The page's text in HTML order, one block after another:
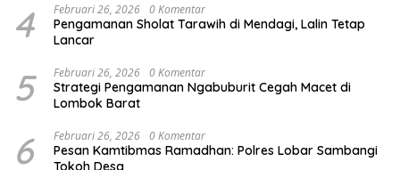
4 Februari 26, 2026 0 Komentar
Pengamanan Sholat Tarawih di Mendagi, Lalin Tetap
Lancar
5 Februari 26, 2026 0 Komentar
Strategi Pengamanan Ngabuburit Cegah Macet di
Lombok Barat
6 Februari 26, 2026 0 Komentar
Pesan Kamtibmas Ramadhan: Polres Lobar Sambangi
Tokoh Desa